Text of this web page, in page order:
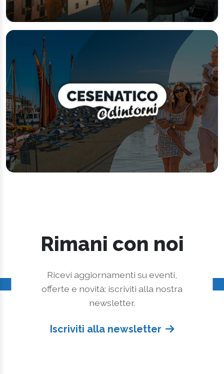
Rimani con noi
Ricevi aggiornamenti su eventi,
offerte e novità: iscriviti alla nostra
newsletter.
Iscriviti alla newsletter